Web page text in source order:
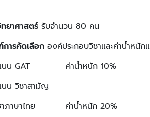
ยาศาสตร์ รับจำนวน 80 คน
ารคัดเลือก องค์ประกอบวิชาและค่าน้ำหนัก
นน GAT ค่าน้ำหนัก 10%
นน วิชาสามัญ
ภาษาไทย ค่าน้ำหนัก 20%